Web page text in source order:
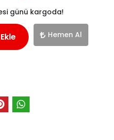
günü kargoda!
Hemen Al